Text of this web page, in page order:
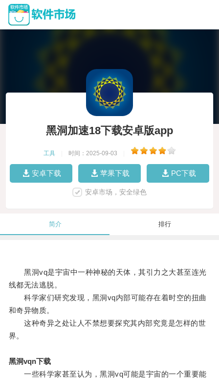
黑洞加速18下载安卓版app
工具 时间：2025-09-03
安卓下载 苹果下载 PC下载
安卓市场，安全绿色
简介 排行
黑洞vq是宇宙中一种神秘的天体，其引力之大甚至连光
线都无法逃脱。
科学家们研究发现，黑洞vq内部可能存在着时空的扭曲
和奇异物质。
这种奇异之处让人不禁想要探究其内部究竟是怎样的世
界。
黑洞vqn下载
一些科学家甚至认为，黑洞vq可能是宇宙的一个重要能